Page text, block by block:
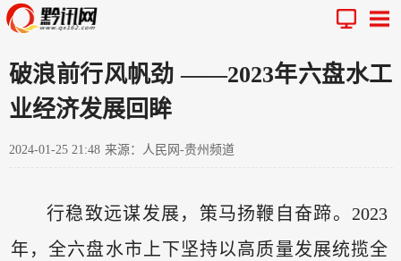
破浪前行风帆劲 ——2023年六盘水工
业经济发展回眸
2024-01-25 21:48 来源：人民网-贵州频道
行稳致远谋发展，策马扬鞭自奋蹄。2023
年，全六盘水市上下坚持以高质量发展统揽全